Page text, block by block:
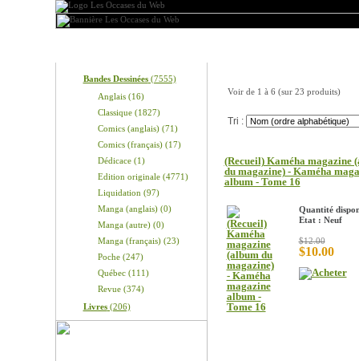
Bandes Dessinées(7555)
Anglais (16)
Classique (1827)
Comics (anglais) (71)
Comics (français) (17)
Dédicace (1)
Edition originale (4771)
Liquidation (97)
Manga (anglais) (0)
Manga (autre) (0)
Manga (français) (23)
Poche (247)
Québec (111)
Revue (374)
Livres(206)
Voir de 1 à 6(sur 23 produits)
Tri :
(Recueil) Kaméha magazine
du magazine) - Kaméha
album - Tome 16
Quantité
Etat : Neuf
$12.00
$10.00